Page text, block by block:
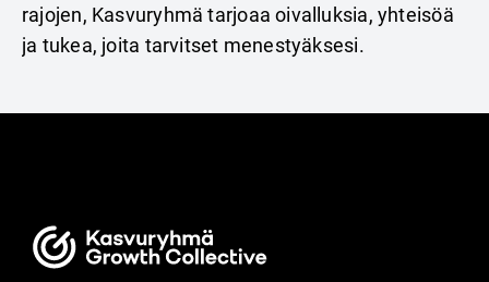
rajojen, Kasvuryhmä tarjoaa oivalluksia, yhteisöä
ja tukea, joita tarvitset menestyäksesi.